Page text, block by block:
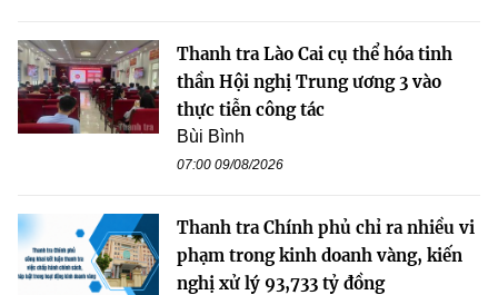
Thanh tra Lào Cai cụ thể hóa tinh
thần Hội nghị Trung ương 3 vào
thực tiễn công tác
Bùi Bình
07:00 09/08/2026
Thanh tra Chính phủ chỉ ra nhiều vi
phạm trong kinh doanh vàng, kiến
nghị xử lý 93,733 tỷ đồng